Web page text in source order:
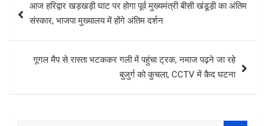
navigation
आज हरिद्वार खड़खड़ी घाट पर होगा पूर्व मुख्यमंत्री बीसी खंडूड़ी का अंतिम
संस्कार, भाजपा मुख्यालय में होंगे अंतिम दर्शन
गूगल मैप से रास्ता भटककर गली में पहुंचा ट्रक, नमाज पढ़ने जा रहे
बुजुर्ग को कुचला, CCTV में कैद घटना